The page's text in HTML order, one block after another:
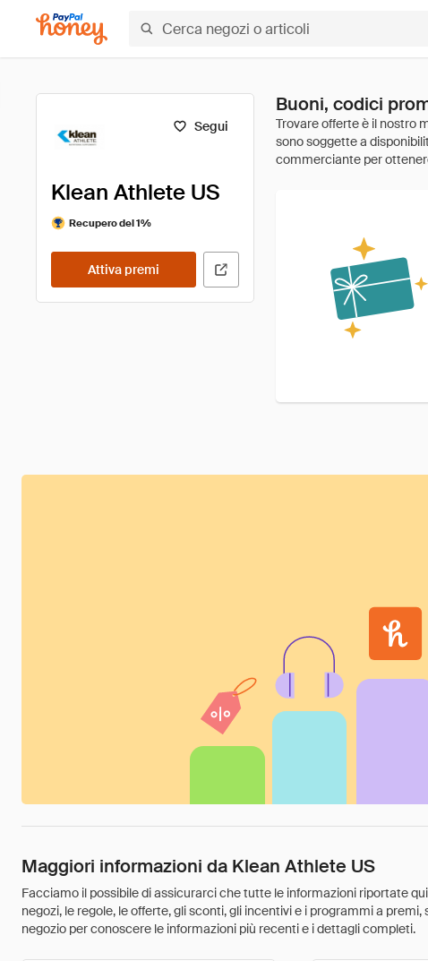
Segui
Klean Athlete US
Recupero del 1%
Attiva premi
Buoni, codici
Maggiori informazioni da Klean Athlete US
Facciamo il possibile di assicurarci che tutte le informazioni riportate
negozi, le regole, le offerte, gli sconti, gli incentivi e i programmi a
negozio per conoscere le informazioni più recenti e i dettagli completi.